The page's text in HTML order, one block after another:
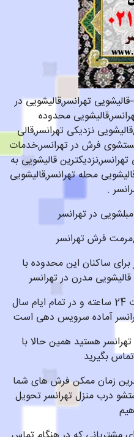
تهرانسر,قالیشویی در
محدوده
نزدیکی تهرانسر,قالی
فرش در تهرانسر,خدمات
قالیشویی به
محله تهرانسر,قالیشویی
.
در تهرانسر
فرش تهرانسر
برای ساکنان این محدوده با
مدرن در تهرانسر
برترین قالیشویی تهرانسر به صورت 24 ساعته و در تمام ایام سال
آماده سرویس دهی است
هستید همین حالا با
بگیرید
زمان ممکن فرش های شما
درب منزل تهرانسر تحویل